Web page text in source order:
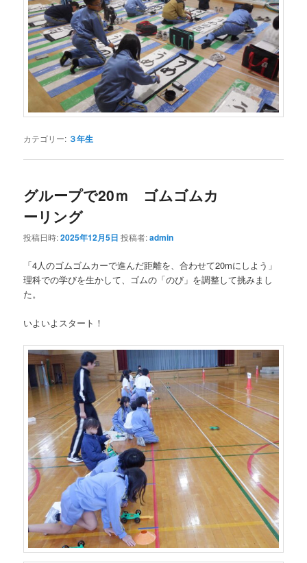
カテゴリー: ３年生
グループで20ｍ ゴムゴムカ
ーリング
投稿日時:2025年12月5日 投稿者:admin
「4人のゴムゴムカーで進んだ距離を、合わせて20mにしよう」
理科での学びを生かして、ゴムの「のび」を調整して挑みまし
た。
いよいよスタート！